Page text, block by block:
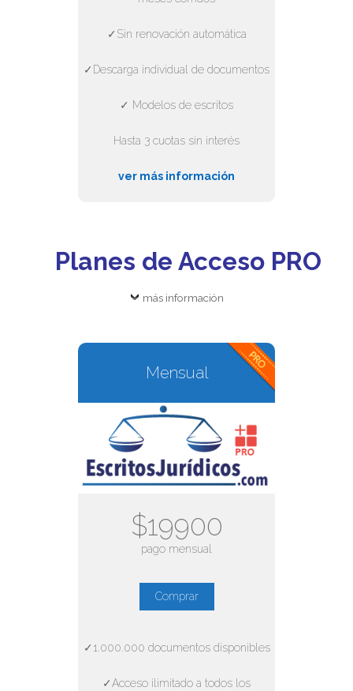
✓Sin renovación automática
✓Descarga individual de documentos
✓ Modelos de escritos
Hasta 3 cuotas sin interés
ver más información
Planes de Acceso PRO
más información
Mensual
$19900
pago mensual
Comprar
✓1.000.000 documentos disponibles
✓Acceso ilimitado a todos los